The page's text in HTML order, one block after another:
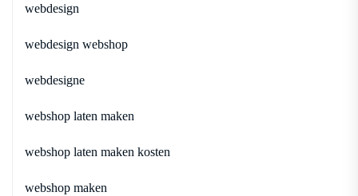
webdesign
webdesign webshop
webdesigne
webshop laten maken
webshop laten maken kosten
webshop maken